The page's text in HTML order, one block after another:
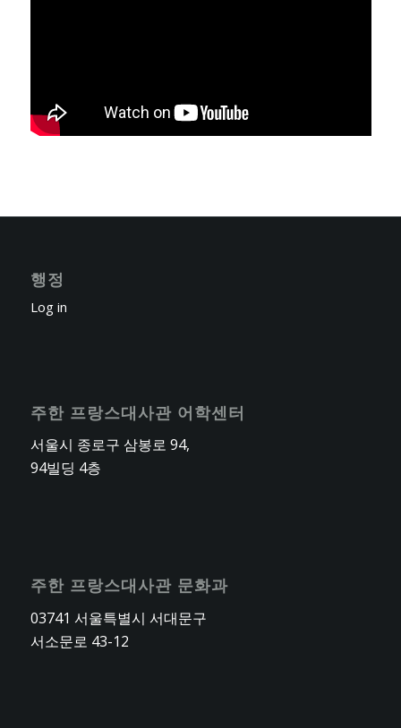
행정
Log in
주한 프랑스대사관 어학센터
서울시 종로구 삼봉로 94,
94빌딩 4층
주한 프랑스대사관 문화과
03741 서울특별시 서대문구
서소문로 43-12